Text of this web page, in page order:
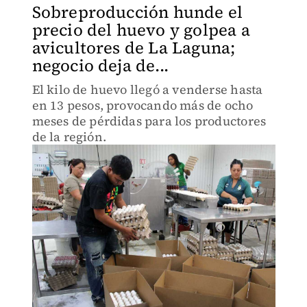
Sobreproducción hunde el
precio del huevo y golpea a
avicultores de La Laguna;
negocio deja de...
El kilo de huevo llegó a venderse hasta
en 13 pesos, provocando más de ocho
meses de pérdidas para los productores
de la región.